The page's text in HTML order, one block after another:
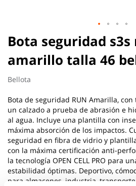
Bota seguridad
amarillo talla 46
Bellota
Bota de seguridad RUN Amarilla, con
un calzado a prueba de abrasión e
al agua. Incluye una plantilla con
máxima absorción de los impactos.
seguridad en fibra de vidrio y
con la máxima certificación anti-
la tecnología OPEN CELL PRO para
estabilidad óptimas. Deportivo,
para almacenes, industria,
Saltar
al
comienzo
de
la
de
imágenes